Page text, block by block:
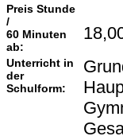
Preis Stunde
/
60 Minuten
ab:
Unterricht in
der
Schulform: